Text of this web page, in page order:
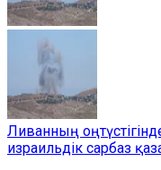
Ливанның
израильдік сарбаз